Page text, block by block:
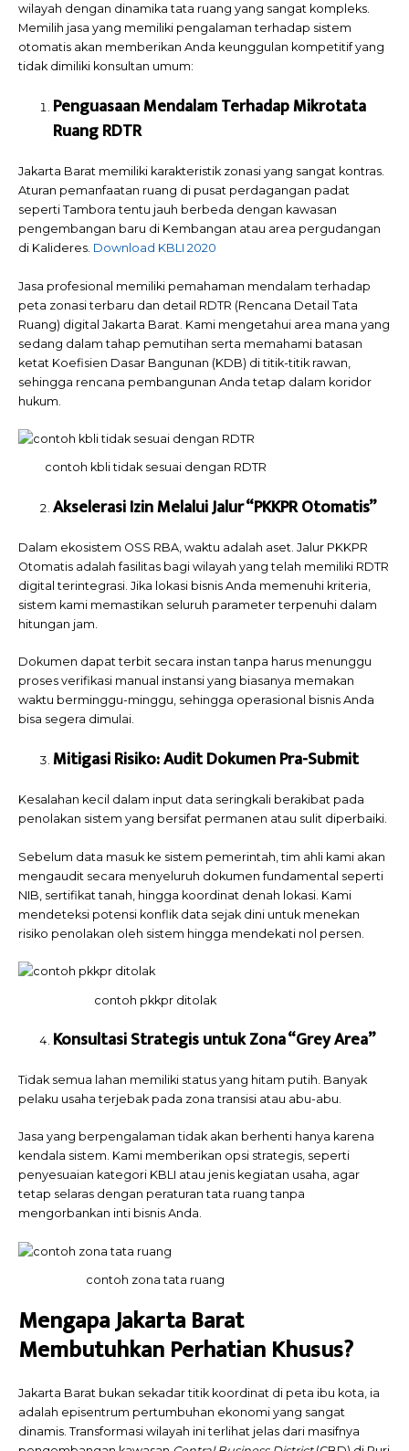
wilayah dengan dinamika tata ruang yang sangat kompleks.
Memilih jasa yang memiliki pengalaman terhadap sistem
otomatis akan memberikan Anda keunggulan kompetitif yang
tidak dimiliki konsultan umum:
Penguasaan Mendalam Terhadap Mikrotata
Ruang RDTR
Jakarta Barat memiliki karakteristik zonasi yang sangat kontras.
Aturan pemanfaatan ruang di pusat perdagangan padat
seperti Tambora tentu jauh berbeda dengan kawasan
pengembangan baru di Kembangan atau area pergudangan
di Kalideres. Download KBLI 2020
Jasa profesional memiliki pemahaman mendalam terhadap
peta zonasi terbaru dan detail RDTR (Rencana Detail Tata
Ruang) digital Jakarta Barat. Kami mengetahui area mana yang
sedang dalam tahap pemutihan serta memahami batasan
ketat Koefisien Dasar Bangunan (KDB) di titik-titik rawan,
sehingga rencana pembangunan Anda tetap dalam koridor
hukum.
contoh kbli tidak sesuai dengan RDTR
Akselerasi Izin Melalui Jalur “PKKPR Otomatis”
Dalam ekosistem OSS RBA, waktu adalah aset. Jalur PKKPR
Otomatis adalah fasilitas bagi wilayah yang telah memiliki RDTR
digital terintegrasi. Jika lokasi bisnis Anda memenuhi kriteria,
sistem kami memastikan seluruh parameter terpenuhi dalam
hitungan jam.
Dokumen dapat terbit secara instan tanpa harus menunggu
proses verifikasi manual instansi yang biasanya memakan
waktu berminggu-minggu, sehingga operasional bisnis Anda
bisa segera dimulai.
Mitigasi Risiko: Audit Dokumen Pra-Submit
Kesalahan kecil dalam input data seringkali berakibat pada
penolakan sistem yang bersifat permanen atau sulit diperbaiki.
Sebelum data masuk ke sistem pemerintah, tim ahli kami akan
mengaudit secara menyeluruh dokumen fundamental seperti
NIB, sertifikat tanah, hingga koordinat denah lokasi. Kami
mendeteksi potensi konflik data sejak dini untuk menekan
risiko penolakan oleh sistem hingga mendekati nol persen.
contoh pkkpr ditolak
Konsultasi Strategis untuk Zona “Grey Area”
Tidak semua lahan memiliki status yang hitam putih. Banyak
pelaku usaha terjebak pada zona transisi atau abu-abu.
Jasa yang berpengalaman tidak akan berhenti hanya karena
kendala sistem. Kami memberikan opsi strategis, seperti
penyesuaian kategori KBLI atau jenis kegiatan usaha, agar
tetap selaras dengan peraturan tata ruang tanpa
mengorbankan inti bisnis Anda.
contoh zona tata ruang
Mengapa Jakarta Barat
Membutuhkan Perhatian Khusus?
Jakarta Barat bukan sekadar titik koordinat di peta ibu kota, ia
adalah episentrum pertumbuhan ekonomi yang sangat
dinamis. Transformasi wilayah ini terlihat jelas dari masifnya